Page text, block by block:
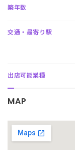
築年数
交通・最寄り駅
出店可能業種
MAP